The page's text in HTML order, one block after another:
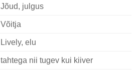
Jõud, julgus
Võitja
Lively, elu
tahtega nii tugev kui kiiver